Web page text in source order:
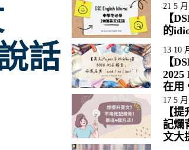
話
21 5
【
的
13 10
【
2025
在用
17 5
【
記爛
文大